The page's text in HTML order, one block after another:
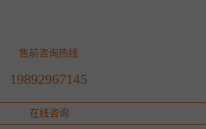
售前咨询热线
19892967145
在线咨询